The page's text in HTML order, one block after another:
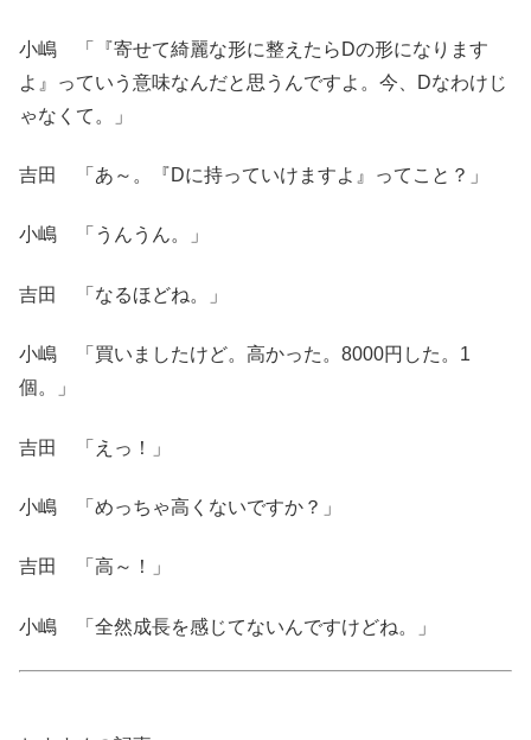
小嶋 「『寄せて綺麗な形に整えたらDの形になります
よ』っていう意味なんだと思うんですよ。今、Dなわけじ
ゃなくて。」
吉田 「あ～。『Dに持っていけますよ』ってこと？」
小嶋 「うんうん。」
吉田 「なるほどね。」
小嶋 「買いましたけど。高かった。8000円した。1
個。」
吉田 「えっ！」
小嶋 「めっちゃ高くないですか？」
吉田 「高～！」
小嶋 「全然成長を感じてないんですけどね。」